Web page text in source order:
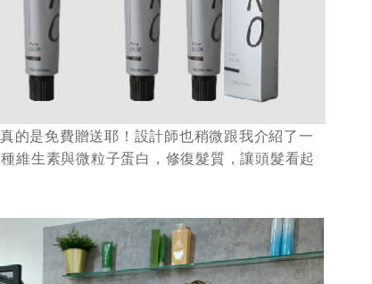
的是免費贈送耶！設計師也稍微跟我介紹了一
維生素與微粒子蛋白，修復髮質，讓頭髮看起